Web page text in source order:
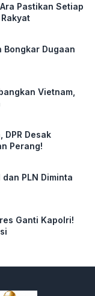
Pastikan Setiap
Bongkar Dugaan
Vietnam,
Desak
Perang!
PLN Diminta
Ganti Kapolri!